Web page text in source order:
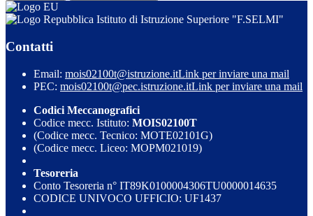
Istituto di Istruzione Superiore "F.SELMI"
Contatti
Email: mois02100t@istruzione.itLink per inviare una mail
PEC: mois02100t@pec.istruzione.itLink per inviare una mail
Codici Meccanografici
Codice mecc. Istituto: MOIS02100T
(Codice mecc. Tecnico: MOTE02101G)
(Codice mecc. Liceo: MOPM021019)
Tesoreria
Conto Tesoreria n° IT89K0100004306TU0000014635
CODICE UNIVOCO UFFICIO: UF1437